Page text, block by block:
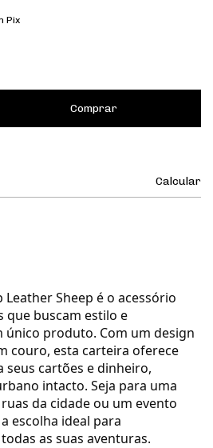
Pix
Calcular
Leather Sheep é o acessório
que buscam estilo e
único produto. Com um design
couro, esta carteira oferece
seus cartões e dinheiro,
intacto. Seja para uma
da cidade ou um evento
escolha ideal para
as suas aventuras.